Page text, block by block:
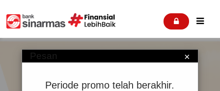
 
×
Pesan
Periode promo telah berakhir.